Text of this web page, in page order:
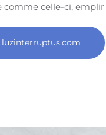
celle-ci, emplir